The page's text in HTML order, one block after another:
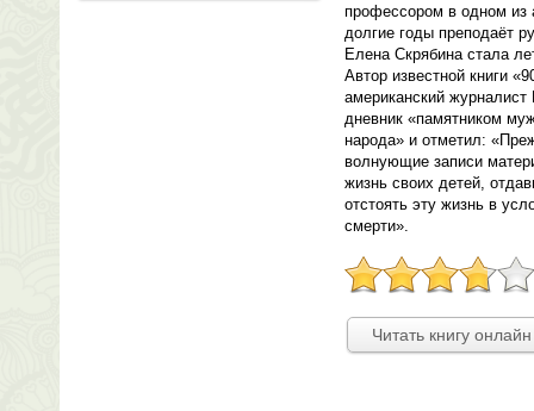
профессором в одном из
долгие годы преподаёт
Елена Скрябина стала
Автор известной книги
американский
дневник «памятником
народа» и отметил:
волнующие записи
жизнь своих детей,
отстоять эту жизнь в
смерти».
Читать книгу